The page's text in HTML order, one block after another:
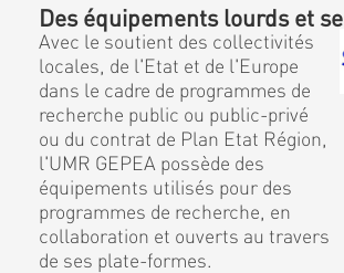
Des équipements lourds et
Avec le soutient des collectivités
locales, de l'Etat et de l'Europe
dans le cadre de programmes de
recherche public ou public-privé
ou du contrat de Plan Etat Région,
l'UMR GEPEA possède des
équipements utilisés pour des
programmes de recherche, en
collaboration et ouverts au travers
de ses plate-formes.